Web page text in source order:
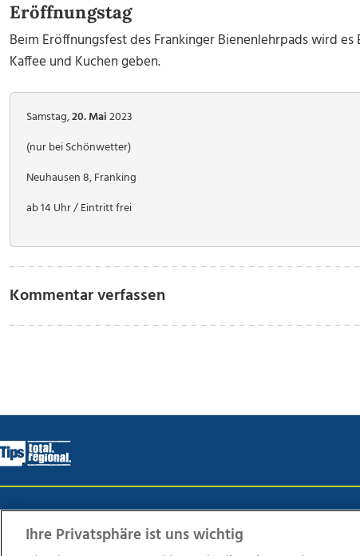
Eröffnungstag
Beim Eröffnungsfest des Frankinger Bienenlehrpads wird
Kaffee und Kuchen geben.
Samstag,20. Mai2023
(nur bei Schönwetter)
Neuhausen 8, Franking
ab 14 Uhr / Eintritt frei
Kommentar verfassen
Ihre Privatsphäre ist uns wichtig